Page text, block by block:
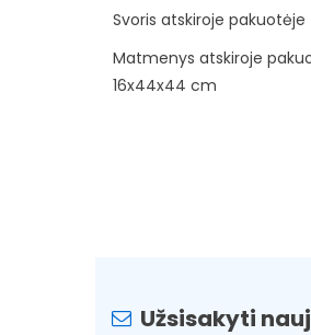
Svoris atskiroje pakuotėje
Matmenys atskiroje
16x44x44 cm
Užsisakyti